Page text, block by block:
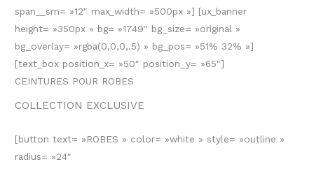
span__sm= »12″ max_width= »500px »] [ux_banner
height= »350px » bg= »1749″ bg_size= »original »
bg_overlay= »rgba(0,0,0,.5) » bg_pos= »51% 32% »]
[text_box position_x= »50″ position_y= »65″]
CEINTURES POUR ROBES
COLLECTION EXCLUSIVE
[button text= »ROBES » color= »white » style= »outline »
radius= »24″